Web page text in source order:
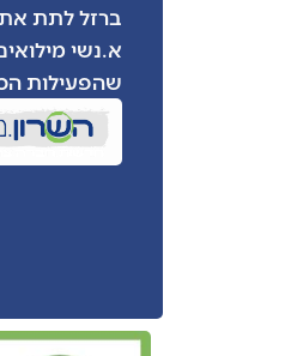
ברזל לתת את
א.נשי
שהפעילות